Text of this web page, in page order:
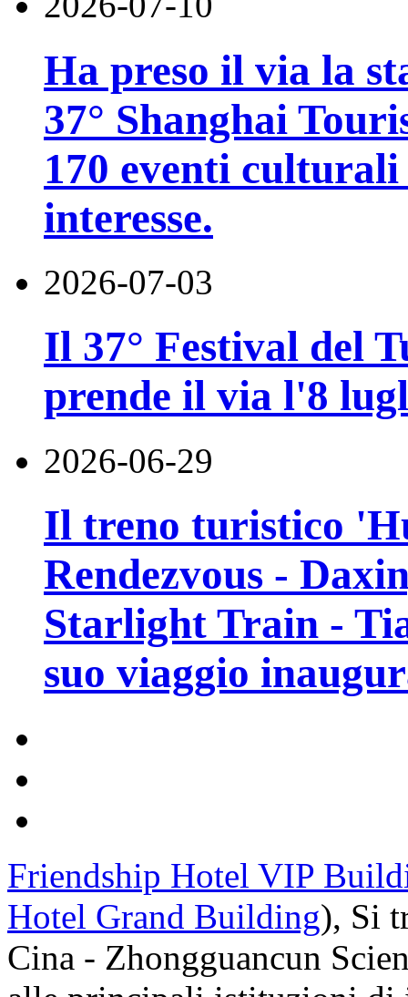
Ha preso il via la
37° Shanghai
170 eventi
interesse.
2026-07-03
Il 37° Festival del
prende il via l'8
2026-06-29
Il treno turistico
Rendezvous -
Starlight Train -
suo viaggio
Friendship Hotel VIP
Hotel Grand Building), Si
Cina - Zhongguancun